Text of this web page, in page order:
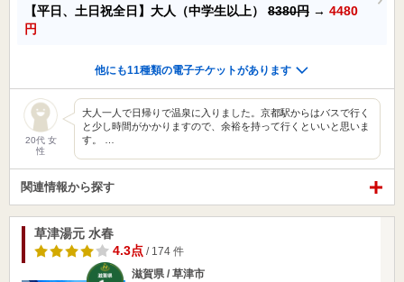
【平日、土日祝全日】大人（中学生以上） 8380円 → 4480
円
他にも11種類の電子チケットがあります
20代 女
性
大人一人で日帰りで温泉に入りました。京都駅からはバスで行く
と少し時間がかかりますので、余裕を持って行くといいと思いま
す。 …
関連情報から探す
草津湯元 水春
4.3点 / 174 件
滋賀県 / 草津市